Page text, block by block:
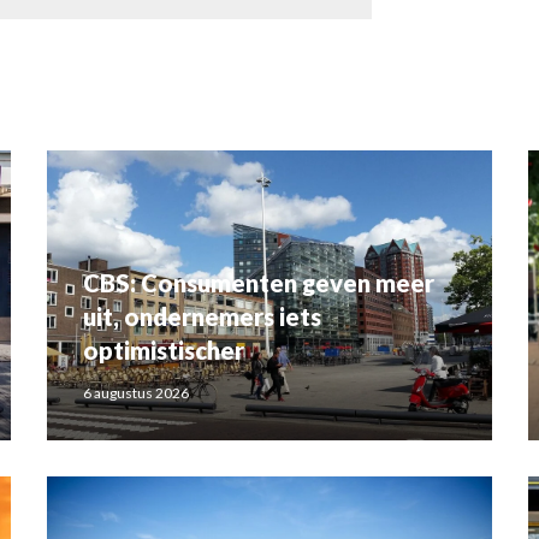
CBS: Consumenten geven meer
uit, ondernemers iets
optimistischer
6 augustus 2026